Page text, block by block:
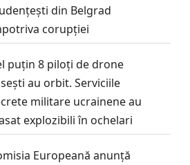
din Belgrad
corupției
puțin 8 piloți de drone
au orbit. Serviciile
militare ucrainene au
explozibili în ochelari
Europeană anunță